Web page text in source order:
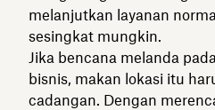
melanjutkan layanan
sesingkat mungkin.
Jika bencana melanda
bisnis, makan lokasi itu
cadangan. Dengan